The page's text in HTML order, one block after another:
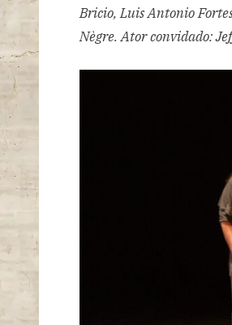
Bricio, Luis Antonio
Nègre. Ator convidado: